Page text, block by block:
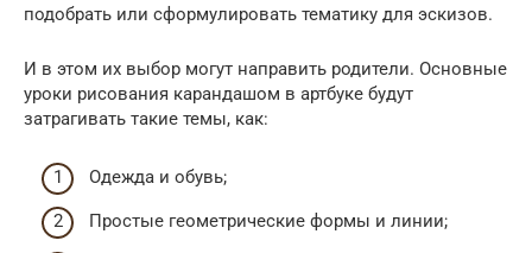
подобрать или сформулировать тематику для эскизов.
И в этом их выбор могут направить родители. Основные
уроки рисования карандашом в артбуке будут
затрагивать такие темы, как:
Одежда и обувь;
Простые геометрические формы и линии;